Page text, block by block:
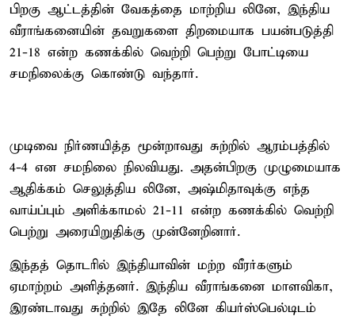
பிறகு ஆட்டத்தின் வேகத்தை மாற்றிய லினே, இந்திய
வீராங்கனையின் தவறுகளை திறமையாக பயன்படுத்தி
21-18 என்ற கணக்கில் வெற்றி பெற்று போட்டியை
சமநிலைக்கு கொண்டு வந்தார்.
முடிவை நிர்ணயித்த மூன்றாவது சுற்றில் ஆரம்பத்தில்
4-4 என சமநிலை நிலவியது. அதன்பிறகு முழுமையாக
ஆதிக்கம் செலுத்திய லினே, அஷ்மிதாவுக்கு எந்த
வாய்ப்பும் அளிக்காமல் 21-11 என்ற கணக்கில் வெற்றி
பெற்று அரையிறுதிக்கு முன்னேறினார்.
இந்தத் தொடரில் இந்தியாவின் மற்ற வீரர்களும்
ஏமாற்றம் அளித்தனர். இந்திய வீராங்கனை மாளவிகா,
இரண்டாவது சுற்றில் இதே லினே கியர்ஸ்பெல்டிடம்